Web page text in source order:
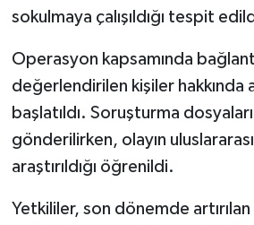
sokulmaya çalışıldığı tespit
Operasyon kapsamında
değerlendirilen kişiler hakkında
başlatıldı. Soruşturma dosyaları
gönderilirken, olayın uluslararası
araştırıldığı öğrenildi.
Yetkililer, son dönemde